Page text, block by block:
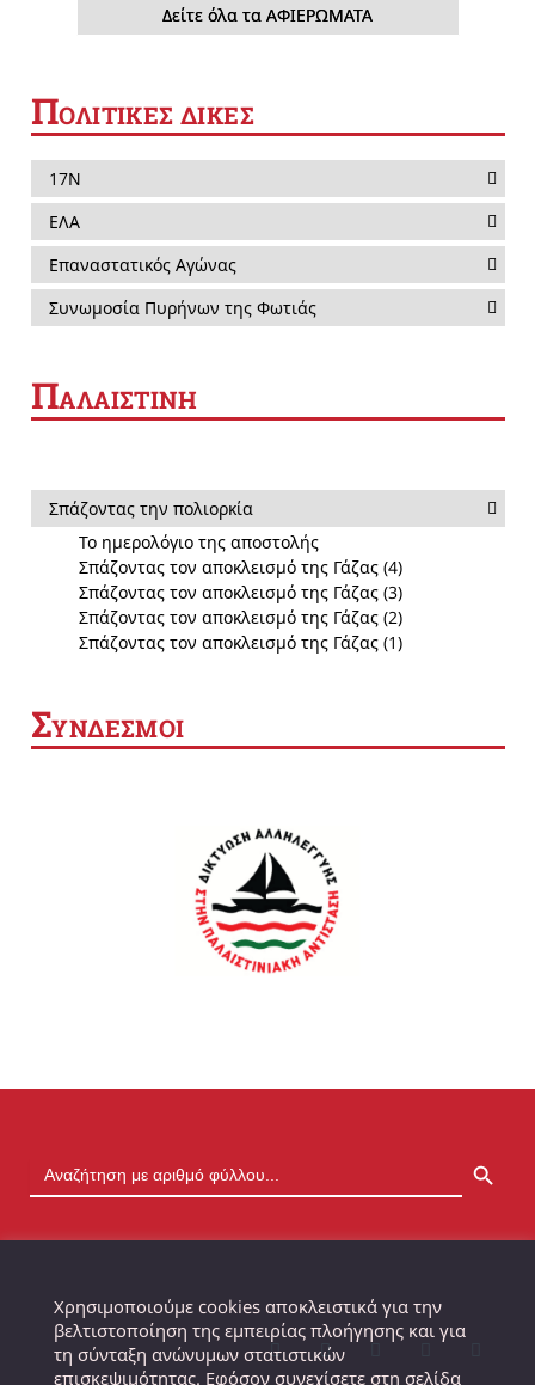
Δείτε όλα τα ΑΦΙΕΡΩΜΑΤΑ
ΠΟΛΙΤΙΚΕΣ ΔΙΚΕΣ
17Ν
ΕΛΑ
Επαναστατικός Αγώνας
Συνωμοσία Πυρήνων της Φωτιάς
ΠΑΛΑΙΣΤΙΝΗ
Σπάζοντας την πολιορκία
Το ημερολόγιο της αποστολής
Σπάζοντας τον αποκλεισμό της Γάζας (4)
Σπάζοντας τον αποκλεισμό της Γάζας (3)
Σπάζοντας τον αποκλεισμό της Γάζας (2)
Σπάζοντας τον αποκλεισμό της Γάζας (1)
ΣΥΝΔΕΣΜΟΙ
Χρησιμοποιούμε cookies αποκλειστικά για την
βελτιστοποίηση της εμπειρίας πλοήγησης και για
τη σύνταξη ανώνυμων στατιστικών
επισκεψιμότητας. Εφόσον συνεχίσετε στη σελίδα